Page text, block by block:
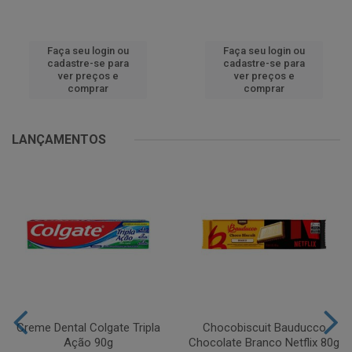
Faça seu login ou
cadastre-se para
ver preços e
comprar
Faça seu login ou
cadastre-se para
ver preços e
comprar
LANÇAMENTOS
Creme Dental Colgate Tripla
Ação 90g
Chocobiscuit Bauducco
Chocolate Branco Netflix 80g